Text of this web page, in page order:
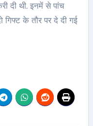
दी थी. इनमें से पांच
गिफ्ट के तौर पर दे दी गई